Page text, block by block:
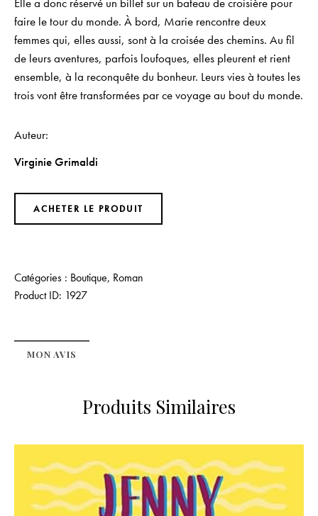
faire le tour du monde. À bord, Marie rencontre deux
femmes qui, elles aussi, sont à la croisée des chemins. Au fil
de leurs aventures, parfois loufoques, elles pleurent et rient
ensemble, à la reconquête du bonheur. Leurs vies à toutes les
trois vont être transformées par ce voyage au bout du monde.
Auteur
Virginie Grimaldi
ACHETER LE PRODUIT
Catégories : Boutique, Roman
Product ID: 1927
MON AVIS
Produits Similaires